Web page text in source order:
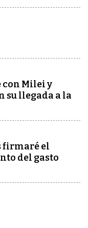
con Milei y
su llegada a la
firmaré el
del gasto